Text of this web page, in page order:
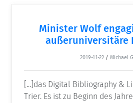
Minister Wolf
außeruniversitäre
2019-11-22 / Michael
[...]das Digital Bibliography &
Trier. Es ist zu Beginn des